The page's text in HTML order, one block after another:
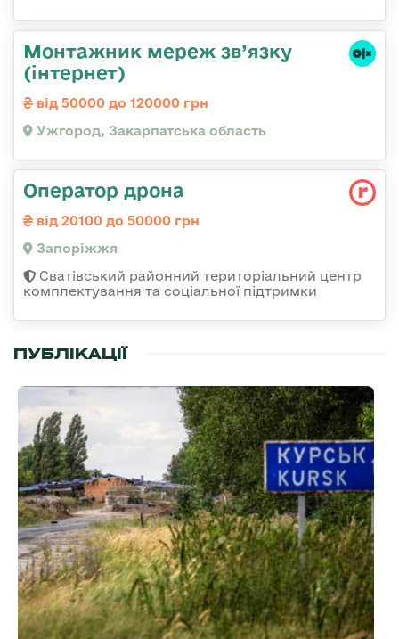
Монтажник мереж зв’язку
(інтернет)
від 50000 до 120000 грн
Ужгород, Закарпатська область
Оператор дрона
від 20100 до 50000 грн
Запоріжжя
Сватівський районний територіальний центр
комплектування та соціальної підтримки
ПУБЛІКАЦІЇ